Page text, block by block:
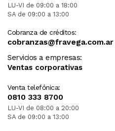
LU-VI de 09:00 a 18:00
SA de 09:00 a 13:00
Cobranza de créditos:
cobranzas@fravega.com.ar
Servicios a empresas:
Ventas corporativas
Venta telefónica:
0810 333 8700
LU-VI de 08:00 a 20:00
SA de 09:00 a 13:00